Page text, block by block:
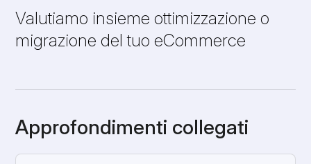
Valutiamo insieme ottimizzazione o
migrazione del tuo eCommerce
Approfondimenti collegati